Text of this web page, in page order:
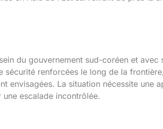
du gouvernement sud-coréen et
sécurité renforcées le long de la
envisagées. La situation nécessite une
escalade incontrôlée.